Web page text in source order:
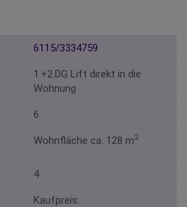
6115/3334759
1.+2.DG Lift direkt in die
Wohnung
6
Wohnfläche ca. 128 m2
4
Kaufpreis: